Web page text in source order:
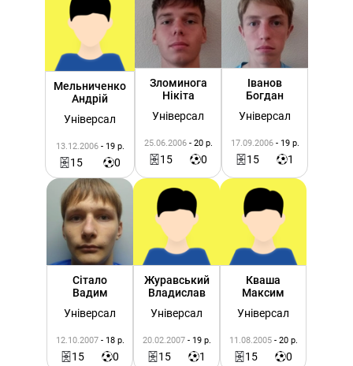
Мельниченко
Андрій
Універсал
13.12.2006 - 19 р.
15 0
Зломинога
Нікіта
Універсал
25.06.2006 - 20 р.
15 0
Іванов
Богдан
Універсал
17.09.2006 - 19 р.
15 1
Сітало
Вадим
Універсал
12.10.2007 - 18 р.
15 0
Журавський
Владислав
Універсал
20.02.2007 - 19 р.
15 1
Кваша
Максим
Універсал
11.08.2005 - 20 р.
15 0